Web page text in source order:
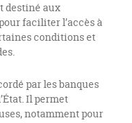
destiné aux
faciliter l’accès à
conditions et
par les banques
Il permet
notamment pour